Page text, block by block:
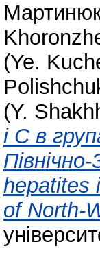
(Ye.
(Y.
і С в
hepatites
of North-